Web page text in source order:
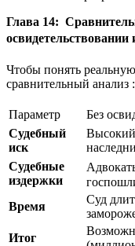
Глава 14:
Чтобы понять
сравнительный анализ :
Параметр Без
Судебный
иск
Высокий
Судебные
издержки
Время
Суд
Итог